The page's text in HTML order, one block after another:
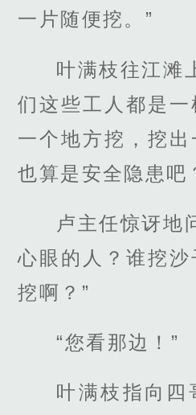
一片随便挖。”
叶满枝往江滩
们这些工人都是
一个地方挖，挖
也算是安全隐患吧
卢主任惊讶地
心眼的人？谁挖
挖啊？”
“您看那边！”
叶满枝指向四